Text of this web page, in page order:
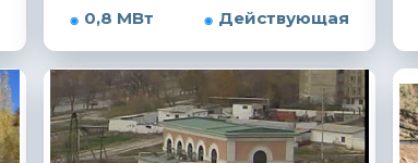
0,8 МВт Действующая